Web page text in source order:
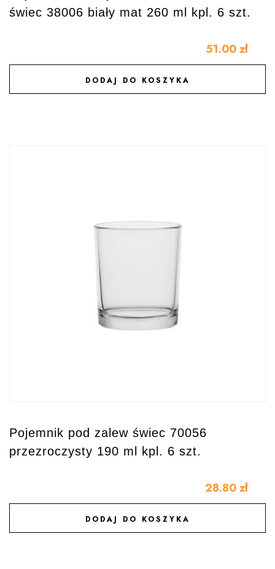
świec 38006 biały mat 260 ml kpl. 6 szt.
51.00 zł
DODAJ DO KOSZYKA
DODAJ DO ULUBIONYCH
Pojemnik pod zalew świec 70056
przezroczysty 190 ml kpl. 6 szt.
28.80 zł
DODAJ DO KOSZYKA
DODAJ DO ULUBIONYCH